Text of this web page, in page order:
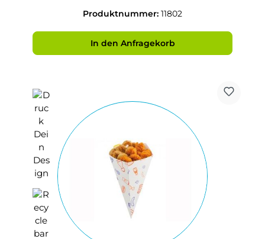
Produktnummer: 11802
In den Anfragekorb